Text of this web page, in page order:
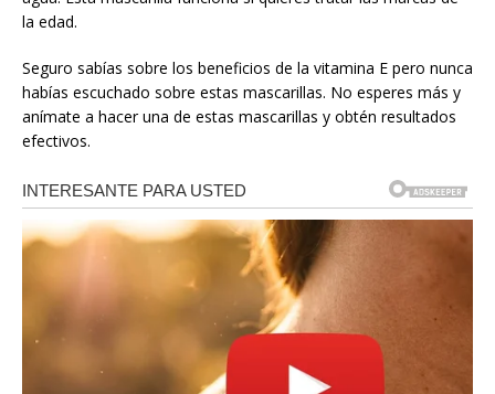
la edad.
Seguro sabías sobre los beneficios de la vitamina E pero nunca
habías escuchado sobre estas mascarillas. No esperes más y
anímate a hacer una de estas mascarillas y obtén resultados
efectivos.